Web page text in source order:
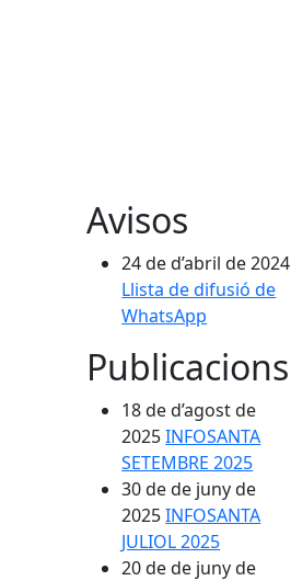
Avisos
24 de d’abril de 2024
Llista de difusió de
WhatsApp
Publicacions
18 de d’agost de
2025INFOSANTA
SETEMBRE 2025
30 de de juny de
2025INFOSANTA
JULIOL 2025
20 de de juny de